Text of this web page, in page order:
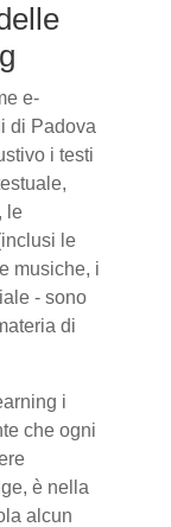
e-
di Padova
i testi
le
le
musiche, i
- sono
di
i
che ogni
è nella
alcun